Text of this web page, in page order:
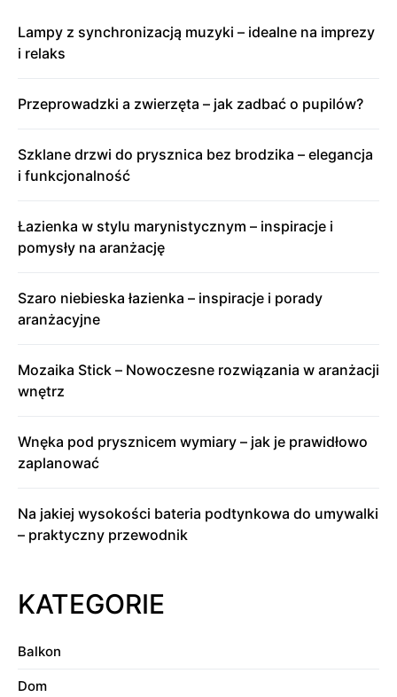
Lampy z synchronizacją muzyki – idealne na imprezy
i relaks
Przeprowadzki a zwierzęta – jak zadbać o pupilów?
Szklane drzwi do prysznica bez brodzika – elegancja
i funkcjonalność
Łazienka w stylu marynistycznym – inspiracje i
pomysły na aranżację
Szaro niebieska łazienka – inspiracje i porady
aranżacyjne
Mozaika Stick – Nowoczesne rozwiązania w aranżacji
wnętrz
Wnęka pod prysznicem wymiary – jak je prawidłowo
zaplanować
Na jakiej wysokości bateria podtynkowa do umywalki
– praktyczny przewodnik
KATEGORIE
Balkon
Dom